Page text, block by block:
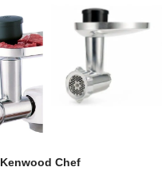
Kenwood Chef